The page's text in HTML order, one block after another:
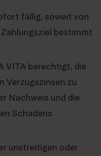
fällig, soweit von
bestimmt
VITA berechtigt, die
Verzugszinsen zu
Nachweis und die
Schadens
unstreitigen oder